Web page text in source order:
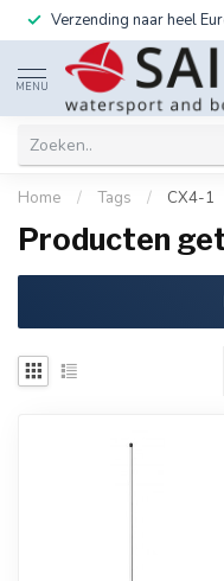
Verzending naar heel
MENU
Home / Tags / CX4-1
Producten